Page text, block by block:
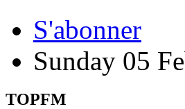
S'abonner
Sunday 05
TOPFM